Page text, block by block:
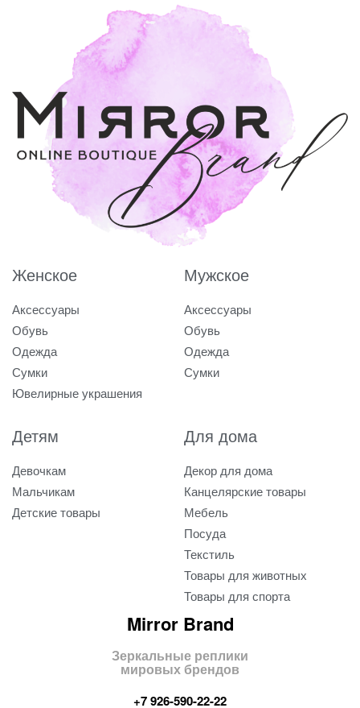
Женское
Аксессуары
Обувь
Одежда
Сумки
Ювелирные украшения
Мужское
Аксессуары
Обувь
Одежда
Сумки
Детям
Девочкам
Мальчикам
Детские товары
Для дома
Декор для дома
Канцелярские товары
Мебель
Посуда
Текстиль
Товары для животных
Товары для спорта
Mirror Brand
Зеркальные реплики
мировых брендов
+7 926-590-22-22